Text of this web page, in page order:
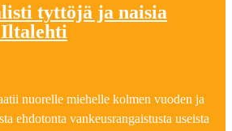
tyttöjä ja naisia
Iltalehti
nuorelle miehelle kolmen vuoden ja
ehdotonta vankeusrangaistusta useista